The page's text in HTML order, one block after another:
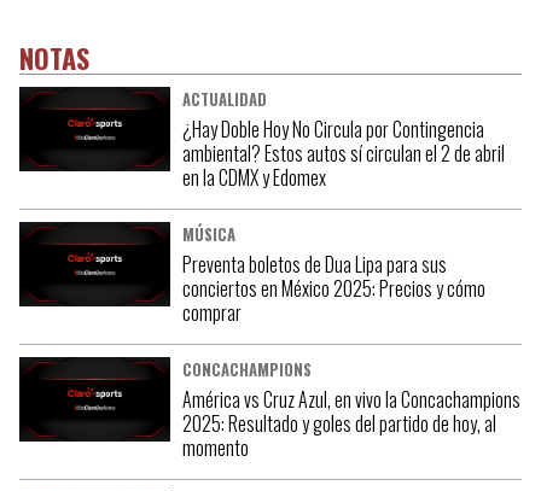
NOTAS
ACTUALIDAD
¿Hay Doble Hoy No Circula por Contingencia
ambiental? Estos autos sí circulan el 2 de abril
en la CDMX y Edomex
MÚSICA
Preventa boletos de Dua Lipa para sus
conciertos en México 2025: Precios y cómo
comprar
CONCACHAMPIONS
América vs Cruz Azul, en vivo la Concachampions
2025: Resultado y goles del partido de hoy, al
momento